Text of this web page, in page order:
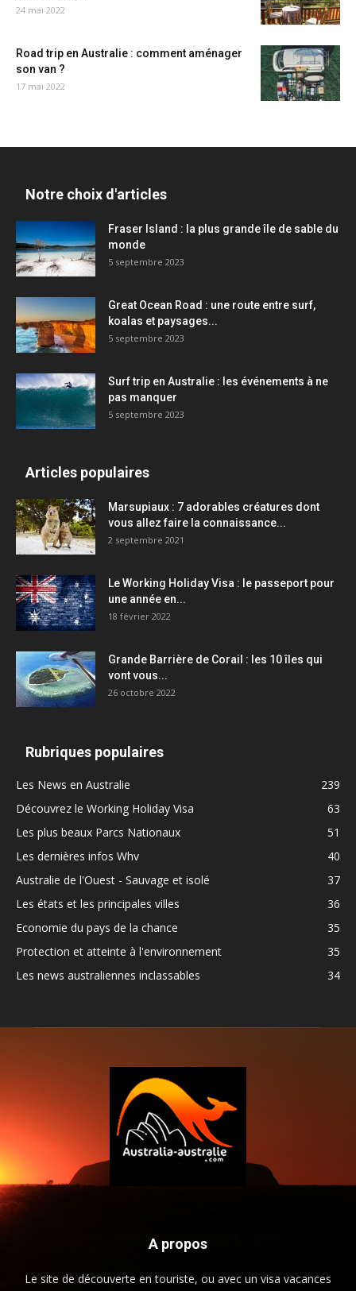
24 mai 2022
Road trip en Australie : comment aménager
son van ?
17 mai 2022
Notre choix d'articles
Fraser Island : la plus grande île de sable du
monde
5 septembre 2023
Great Ocean Road : une route entre surf,
koalas et paysages...
5 septembre 2023
Surf trip en Australie : les événements à ne
pas manquer
5 septembre 2023
Articles populaires
Marsupiaux : 7 adorables créatures dont
vous allez faire la connaissance...
2 septembre 2021
Le Working Holiday Visa : le passeport pour
une année en...
18 février 2022
Grande Barrière de Corail : les 10 îles qui
vont vous...
26 octobre 2022
Rubriques populaires
Les News en Australie
239
Découvrez le Working Holiday Visa
63
Les plus beaux Parcs Nationaux
51
Les dernières infos Whv
40
Australie de l'Ouest - Sauvage et isolé
37
Les états et les principales villes
36
Economie du pays de la chance
35
Protection et atteinte à l'environnement
35
Les news australiennes inclassables
34
A propos
Le site de découverte en touriste, ou avec un visa vacances